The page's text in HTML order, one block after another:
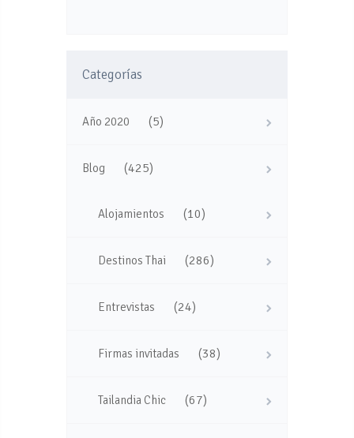
Categorías
Año 2020 (5)
Blog (425)
Alojamientos (10)
Destinos Thai (286)
Entrevistas (24)
Firmas invitadas (38)
Tailandia Chic (67)